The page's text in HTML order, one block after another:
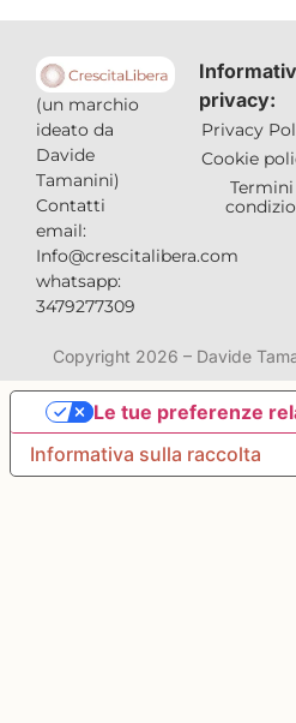
(un marchio
ideato da
Davide
Tamanini)
Contatti
email:
Info@crescitalibera.com
whatsapp:
3479277309
privacy:
Privacy
Cookie
Termini
Copyright 2026 – Davide
Informativa sulla raccolta
Le tue preferenze